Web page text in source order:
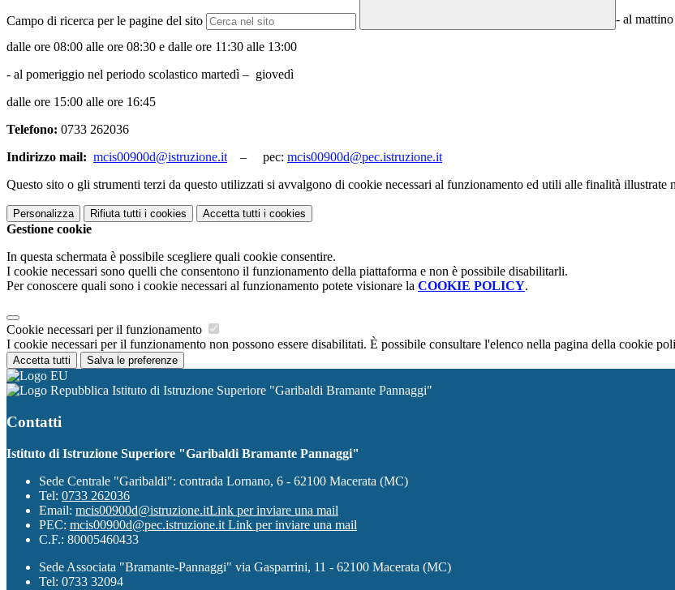
Campo di ricerca per le pagine del sito
- al
dalle ore 08:00 alle ore 08:30 e dalle ore 11:30 alle 13:00
- al pomeriggio nel periodo scolastico martedì – giovedì
dalle ore 15:00 alle ore 16:45
Telefono: 0733 262036
Indirizzo mail: mcis00900d@istruzione.it – pec: mcis00900d@pec.istruzione.it
Questo sito o gli strumenti terzi da questo utilizzati si avvalgono di cookie necessari al funzionamento ed utili alle finalità illustrate
Personalizza Rifiuta tutti i cookies Accetta tutti i cookies
Gestione cookie
In questa schermata è possibile scegliere quali cookie consentire.
I cookie necessari sono quelli che consentono il funzionamento della piattaforma e non è possibile disabilitarli.
Per conoscere quali sono i cookie necessari al funzionamento potete visionare la COOKIE POLICY.
Cookie necessari per il funzionamento
I cookie necessari per il funzionamento non possono essere disabilitati. È possibile consultare l'elenco nella pagina della cookie
Accetta tutti Salva le preferenze
Istituto di Istruzione Superiore "Garibaldi Bramante Pannaggi"
Contatti
Istituto di Istruzione Superiore "Garibaldi Bramante Pannaggi"
Sede Centrale "Garibaldi": contrada Lornano, 6 - 62100 Macerata (MC)
Tel: 0733 262036
Email: mcis00900d@istruzione.itLink per inviare una mail
PEC: mcis00900d@pec.istruzione.it Link per inviare una mail
C.F.: 80005460433
Sede Associata "Bramante-Pannaggi" via Gasparrini, 11 - 62100 Macerata (MC)
Tel: 0733 32094